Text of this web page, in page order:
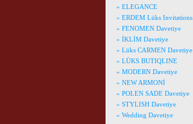
» ELEGANCE
» ERDEM Lüks Invitations
» FENOMEN Davetiye
» İKLİM Davetiye
» Lüks CARMEN Davetiye
» LÜKS BUTIQLINE
» MODERN Davetiye
» NEW ARMONİ
» POLEN SADE Davetiye
» STYLISH Davetiye
» Wedding Davetiye